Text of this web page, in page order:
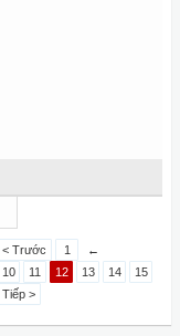
< Trước 1
←
10
11 12 13 14
15
Tiếp >